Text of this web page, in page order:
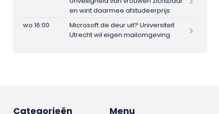
en wint daarmee afstudeerprijs
wo 16:00
Microsoft de deur uit? Universiteit
Utrecht wil eigen mailomgeving
Menu
Categorieën